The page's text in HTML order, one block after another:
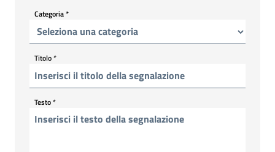
Categoria*
Titolo*
Testo*